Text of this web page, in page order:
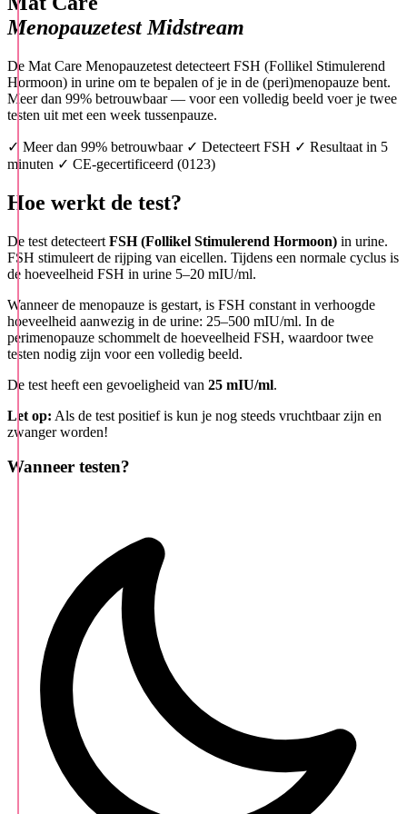
Menopauzetest Midstream
De Mat Care Menopauzetest detecteert FSH (Follikel Stimulerend
Hormoon) in urine om te bepalen of je in de (peri)menopauze bent.
Meer dan 99% betrouwbaar — voor een volledig beeld voer je twee
testen uit met een week tussenpauze.
✓ Meer dan 99% betrouwbaar ✓ Detecteert FSH ✓ Resultaat in 5
minuten ✓ CE-gecertificeerd (0123)
Hoe werkt de test?
De test detecteert FSH (Follikel Stimulerend Hormoon) in urine.
FSH stimuleert de rijping van eicellen. Tijdens een normale cyclus is
de hoeveelheid FSH in urine 5–20 mIU/ml.
Wanneer de menopauze is gestart, is FSH constant in verhoogde
hoeveelheid aanwezig in de urine: 25–500 mIU/ml. In de
perimenopauze schommelt de hoeveelheid FSH, waardoor twee
testen nodig zijn voor een volledig beeld.
De test heeft een gevoeligheid van 25 mIU/ml.
Let op: Als de test positief is kun je nog steeds vruchtbaar zijn en
zwanger worden!
Wanneer testen?